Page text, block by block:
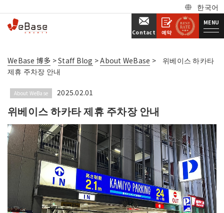
한국어
예약
Contact
MENU
WeBase 博多 >Staff Blog >About WeBase >
위베이스 하카타
제휴 주차장 안내
About WeBase 2025.02.01
위베이스 하카타 제휴 주차장 안내